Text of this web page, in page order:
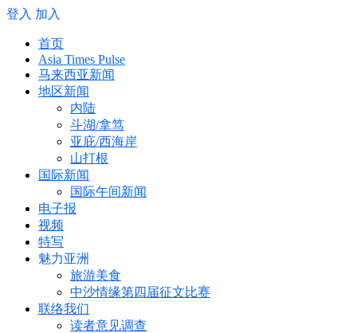
登入 加入
首页
Asia Times Pulse
马来西亚新闻
地区新闻
内陆
斗湖/拿笃
亚庇/西海岸
山打根
国际新闻
国际午间新闻
电子报
视频
特写
魅力亚洲
旅游美食
中沙情缘第四届征文比赛
联络我们
读者意见调查